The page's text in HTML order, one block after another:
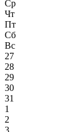
Ср
Чт
Пт
Сб
Вс
27
28
29
30
31
1
2